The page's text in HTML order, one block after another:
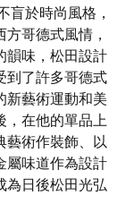
於時尚風格，
哥德式風情，
韻味，松田設計
到了許多哥德式
新藝術運動和美
，在他的單品上
藝術作裝飾、以
屬味道作為設計
為日後松田光弘